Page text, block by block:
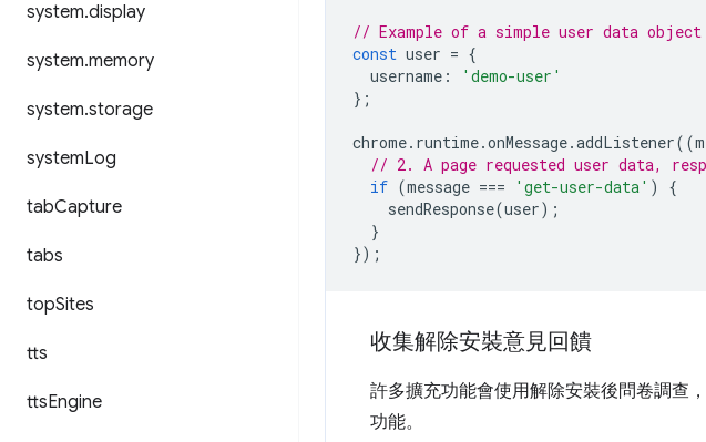
system.display
system.memory
system.storage
systemLog
tabCapture
tabs
topSites
tts
ttsEngine
// Example of a simple user data object
const user = {
username :
'demo-user'
};
chrome. runtime.onMessage.addListener((
// 2. A page requested user data,
if (message === 'get-user-data' )
{
sendResponse(user);
}
});
收集解除安裝意見回饋
許多擴充功能會使用解除安裝後問卷調查
功能。